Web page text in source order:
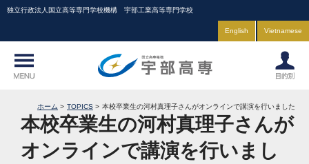
独立行政法人国立高等専門学校機構 宇部工業高等専門学校
English Vietnamese
ホーム TOPICS 本校卒業生の河村真理子さんがオンラインで講演を行いました
本校卒業生の河村真理子さんが
オンラインで講演を行いまし